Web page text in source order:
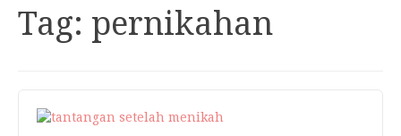
Tag: pernikahan